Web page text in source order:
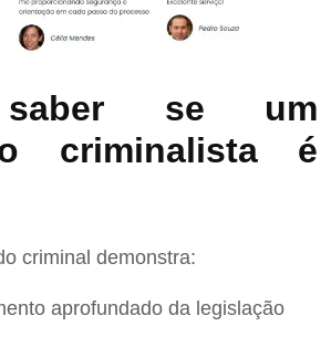
saber se um
criminalista é
criminal demonstra:
aprofundado da legislação